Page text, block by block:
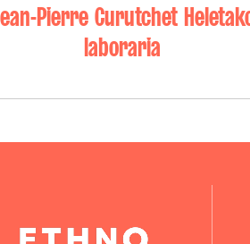
Pierre Curutchet
laboraria